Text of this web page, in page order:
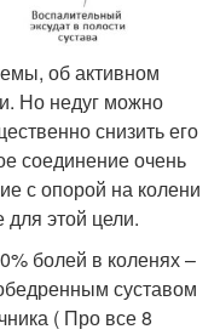
об активном
Но недуг можно
снизить его
соединение очень
с опорой на колени
этой цели.
болей в коленях –
суставом
( Про все 8